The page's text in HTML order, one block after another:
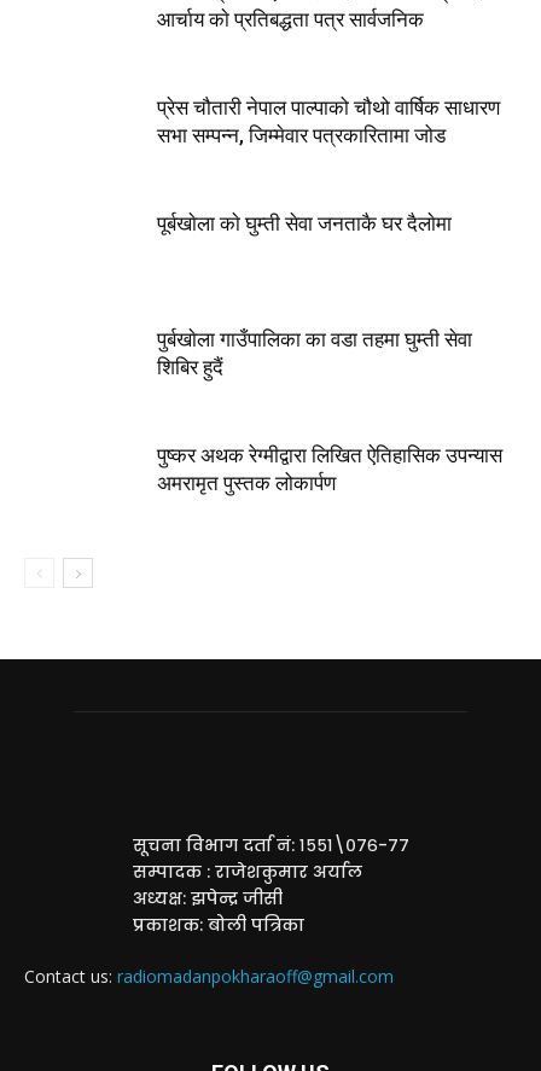
आर्चाय काे प्रतिबद्धता पत्र सार्वजनिक
प्रेस चौतारी नेपाल पाल्पाको चौथो वार्षिक साधारण
सभा सम्पन्न, जिम्मेवार पत्रकारितामा जोड
पूर्बखाेला काे घुम्ती सेवा जनताकै घर दैलाेमा
पुर्बखाेला गाउँपालिका का वडा तहमा घुम्ती सेवा
शिबिर हुदैं
पुष्कर अथक रेग्मीद्वारा लिखित ऐतिहासिक उपन्यास
अमरामृत पुस्तक लोकार्पण
सूचना विभाग दर्ता नं: १५५१\०७६-७७
सम्पादक : राजेशकुमार अर्याल
अध्यक्ष: झपेन्द्र जीसी
प्रकाशक: बोली पत्रिका
Contact us: radiomadanpokharaoff@gmail.com